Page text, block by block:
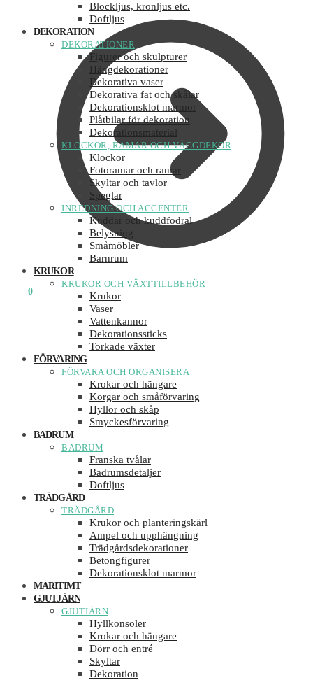
0
Blockljus, kronljus etc.
Doftljus
DEKORATION
DEKORATIONER
Figurer och skulpturer
Hängdekorationer
Dekorativa vaser
Dekorativa fat och skålar
Dekorationsklot marmor
Plåtbilar för dekoration
Dekorationsmaterial
KLOCKOR, RAMAR OCH VÄGGDEKOR
Klockor
Fotoramar och ramar
Skyltar och tavlor
Speglar
INREDNING OCH ACCENTER
Kuddar och kuddfodral
Belysning
Småmöbler
Barnrum
KRUKOR
KRUKOR OCH VÄXTTILLBEHÖR
Krukor
Vaser
Vattenkannor
Dekorationssticks
Torkade växter
FÖRVARING
FÖRVARA OCH ORGANISERA
Krokar och hängare
Korgar och småförvaring
Hyllor och skåp
Smyckesförvaring
BADRUM
BADRUM
Franska tvålar
Badrumsdetaljer
Doftljus
TRÄDGÅRD
TRÄDGÅRD
Krukor och planteringskärl
Ampel och upphängning
Trädgårdsdekorationer
Betongfigurer
Dekorationsklot marmor
MARITIMT
GJUTJÄRN
GJUTJÄRN
Hyllkonsoler
Krokar och hängare
Dörr och entré
Skyltar
Dekoration